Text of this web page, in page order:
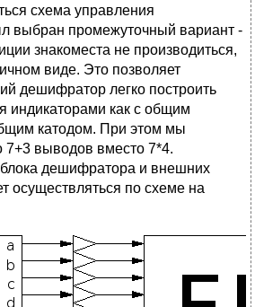
схема управления
выбран промежуточный вариант -
знакоместа не производиться,
виде. Это позволяет
дешифратор легко построить
индикаторами как с общим
катодом. При этом мы
7+3 выводов вместо 7*4.
дешифратора и внешних
осуществляться по схеме на